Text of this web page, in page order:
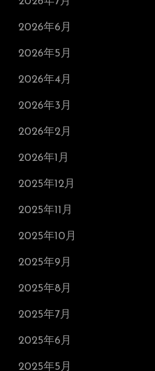
2026年6月
2026年5月
2026年4月
2026年3月
2026年2月
2026年1月
2025年12月
2025年11月
2025年10月
2025年9月
2025年8月
2025年7月
2025年6月
2025年5月